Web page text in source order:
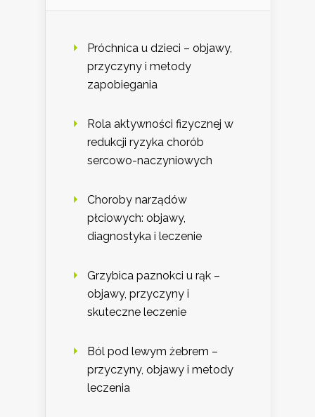
Próchnica u dzieci – objawy,
przyczyny i metody
zapobiegania
Rola aktywności fizycznej w
redukcji ryzyka chorób
sercowo-naczyniowych
Choroby narządów
płciowych: objawy,
diagnostyka i leczenie
Grzybica paznokci u rąk –
objawy, przyczyny i
skuteczne leczenie
Ból pod lewym żebrem –
przyczyny, objawy i metody
leczenia